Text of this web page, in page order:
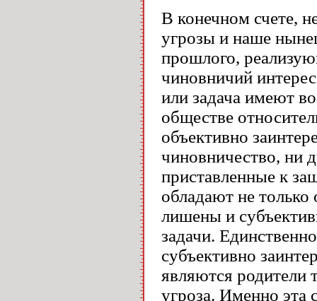
В конечном счете,
угрозы и наше
прошлого,
чиновничий
или задача имеют
обществе
объективно
чиновничество, ни
приставленные к
обладают не
лишены и
задачи.
субъективно
являются родители
угроза. Именно эта